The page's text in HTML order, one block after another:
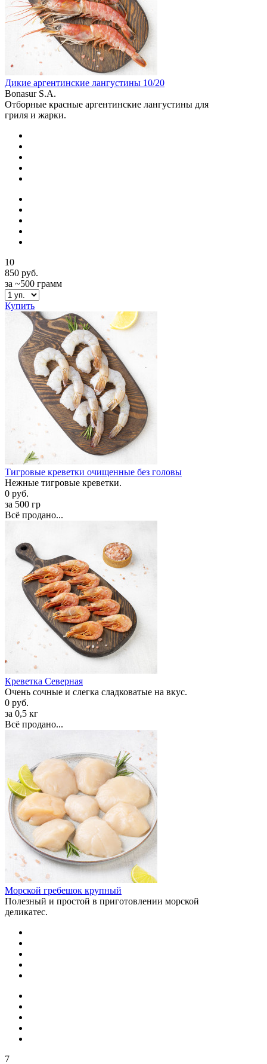
Дикие аргентинские лангустины 10/20
Bonasur S.A.
Отборные красные аргентинские лангустины для
гриля и жарки.
10
850 руб.
за ~500 грамм
Купить
Тигровые креветки очищенные без головы
Нежные тигровые креветки.
0 руб.
за 500 гр
Всё продано...
Креветка Cеверная
Очень сочные и слегка сладковатые на вкус.
0 руб.
за 0,5 кг
Всё продано...
Морской гребешок крупный
Полезный и простой в приготовлении морской
деликатес.
7